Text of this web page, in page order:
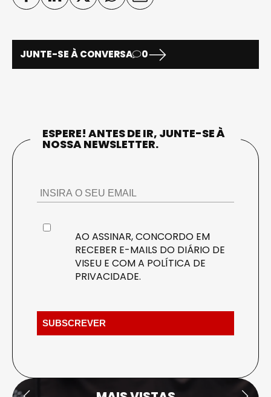
JUNTE-SE À CONVERSA 0
ESPERE! ANTES DE IR, JUNTE-SE À
NOSSA NEWSLETTER.
AO ASSINAR, CONCORDO EM
RECEBER E-MAILS DO DIÁRIO DE
VISEU E COM A POLÍTICA DE
PRIVACIDADE.